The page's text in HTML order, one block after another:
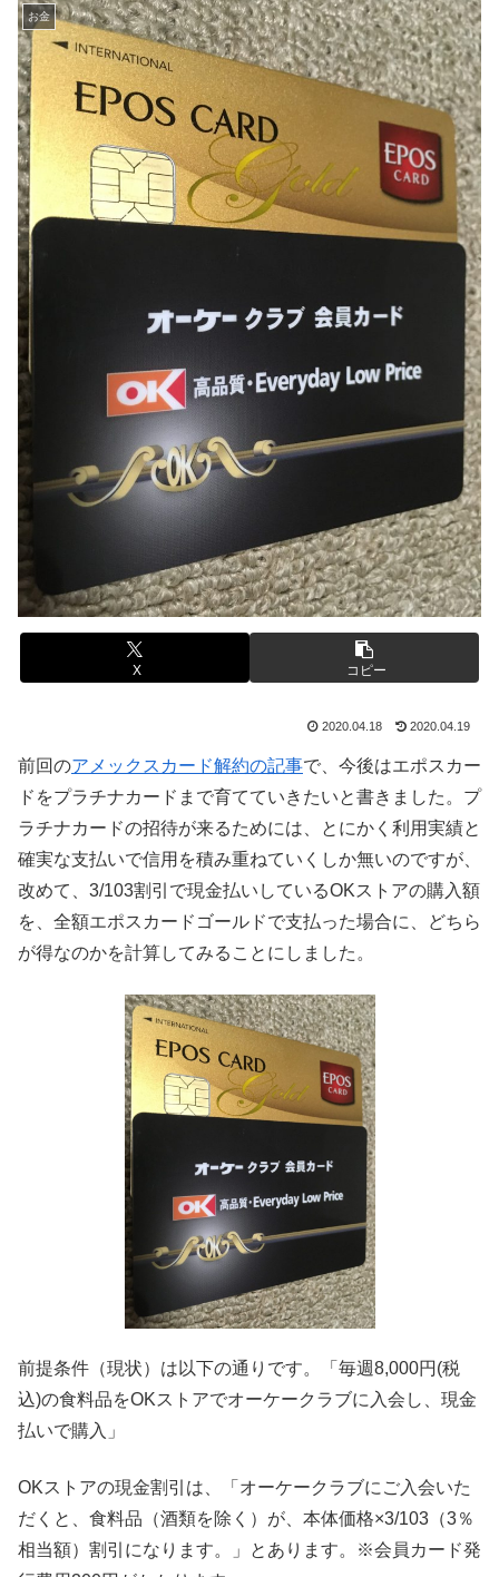
お金
X コピー
2020.04.18 2020.04.19
前回のアメックスカード解約の記事で、今後はエポスカー
ドをプラチナカードまで育てていきたいと書きました。プ
ラチナカードの招待が来るためには、とにかく利用実績と
確実な支払いで信用を積み重ねていくしか無いのですが、
改めて、3/103割引で現金払いしているOKストアの購入額
を、全額エポスカードゴールドで支払った場合に、どちら
が得なのかを計算してみることにしました。
前提条件（現状）は以下の通りです。「毎週8,000円(税
込)の食料品をOKストアでオーケークラブに入会し、現金
払いで購入」
OKストアの現金割引は、「オーケークラブにご入会いた
だくと、食料品（酒類を除く）が、本体価格×3/103（3％
相当額）割引になります。」とあります。※会員カード発